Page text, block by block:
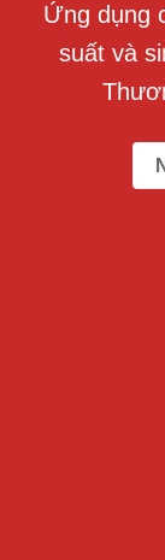
Ứng dụng
suất và